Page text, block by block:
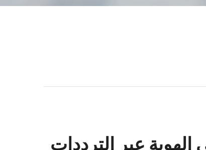
الهوية عبر الترددات